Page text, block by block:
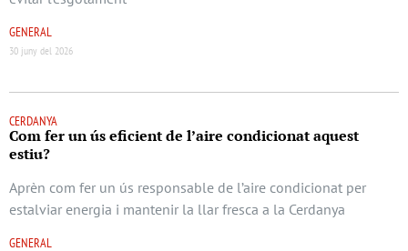
GENERAL
30 juny del 2026
CERDANYA
Com fer un ús eficient de l’aire condicionat aquest
estiu?
Aprèn com fer un ús responsable de l’aire condicionat per
estalviar energia i mantenir la llar fresca a la Cerdanya
GENERAL